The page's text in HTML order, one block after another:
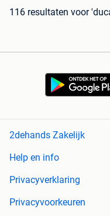
116 resultaten voor
2dehands Zakelijk
Help en info
Privacyverklaring
Privacyvoorkeuren